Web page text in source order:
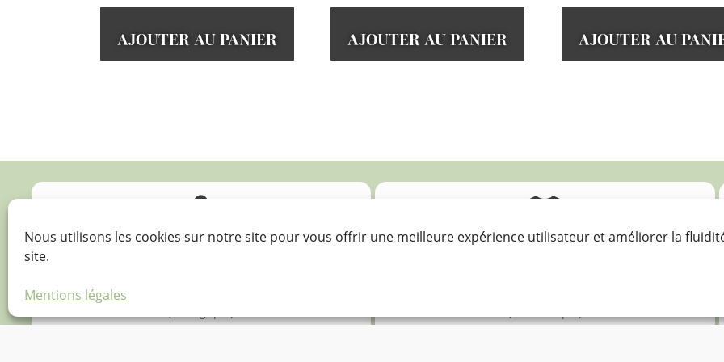
Nous utilisons les cookies sur notre site pour vous offrir une meilleure expérience utilisateur et améliorer la
site.
Mentions légales
AJOUTER AU PANIER AJOUTER AU PANIER AJOUTER AU
l’environnement